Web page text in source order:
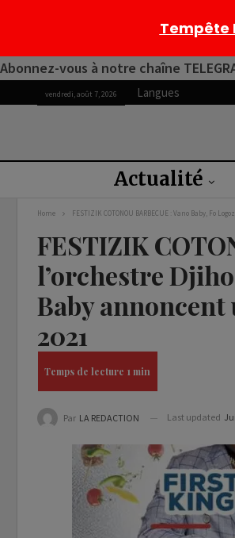
Abonnez-vous à notre chaîne
vendredi, août 7, 2026 Langues
Actualité
Home FESTIZIK COTONOU BARBECUE : Vano Baby, Fo
FESTIZIK
l’orchestre
Baby annoncent
2021
Par LA REDACTION Last updated
Tempête